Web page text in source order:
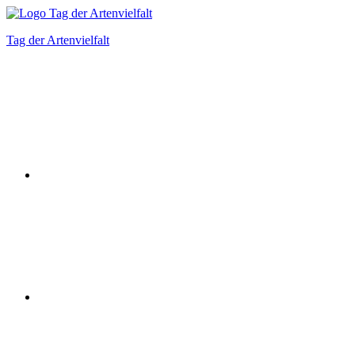
Zum
springen
Tag der Artenvielfalt